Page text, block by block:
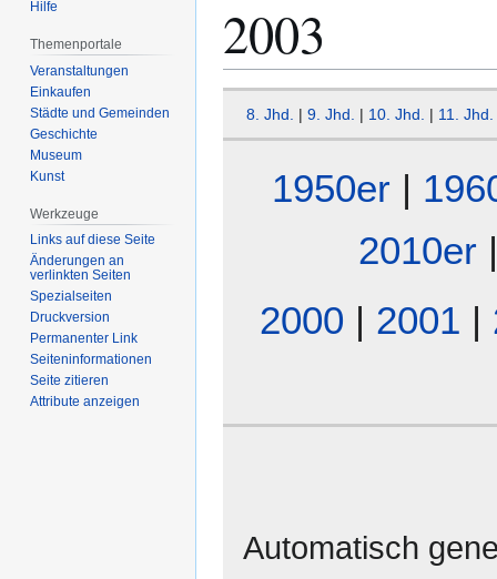
2003
Navigation
Suche
8. Jhd. | 9. Jhd. | 10. Jhd. | 11. Jhd.
1950er |
2010er
2000 | 2001 |
Automatisch
Hilfe
Themenportale
Veranstaltungen
Einkaufen
Städte und Gemeinden
Geschichte
Museum
Kunst
Werkzeuge
Links auf diese Seite
Änderungen an
verlinkten Seiten
Spezialseiten
Druckversion
Permanenter Link
Seiten­­informationen
Seite zitieren
Attribute anzeigen